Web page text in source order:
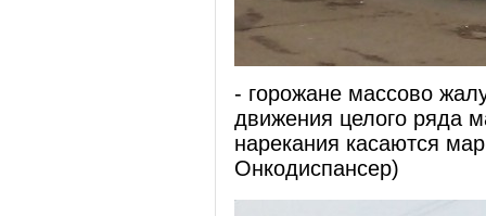
- горожане массово
движения целого ряда
нарекания касаются
Онкодиспансер)